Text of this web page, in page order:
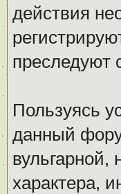
действия
преследуют
Пользуясь
данный
характера,